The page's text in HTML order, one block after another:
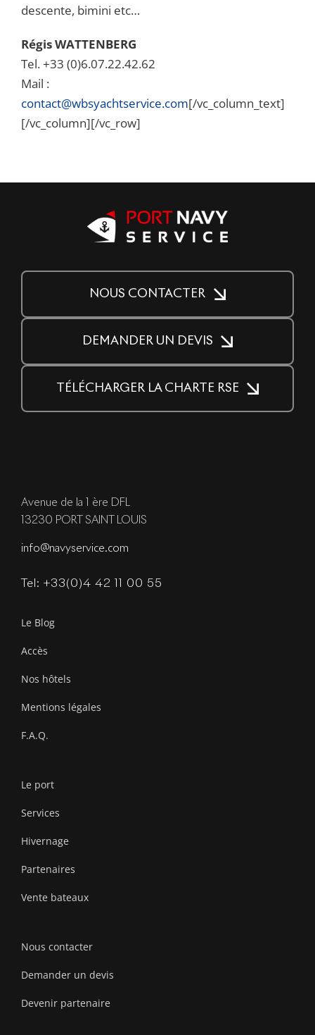
descente, bimini etc…
Régis WATTENBERG
Tel. +33 (0)6.07.22.42.62
Mail :
contact@wbsyachtservice.com[/vc_column_text]
[/vc_column][/vc_row]
NOUS CONTACTER
DEMANDER UN DEVIS
TÉLÉCHARGER LA CHARTE RSE
Avenue de la 1 ère DFL
13230 PORT SAINT LOUIS
info@navyservice.com
Tel: +33(0)4 42 11 00 55
Le Blog
Accès
Nos hôtels
Mentions légales
F.A.Q.
Le port
Services
Hivernage
Partenaires
Vente bateaux
Nous contacter
Demander un devis
Devenir partenaire